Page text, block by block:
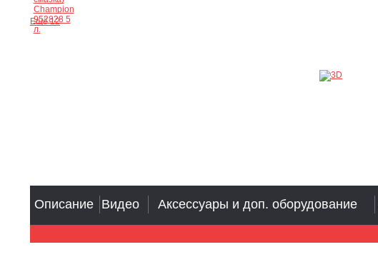
Ещё 12
Описание Видео Аксессуары и доп. оборудование